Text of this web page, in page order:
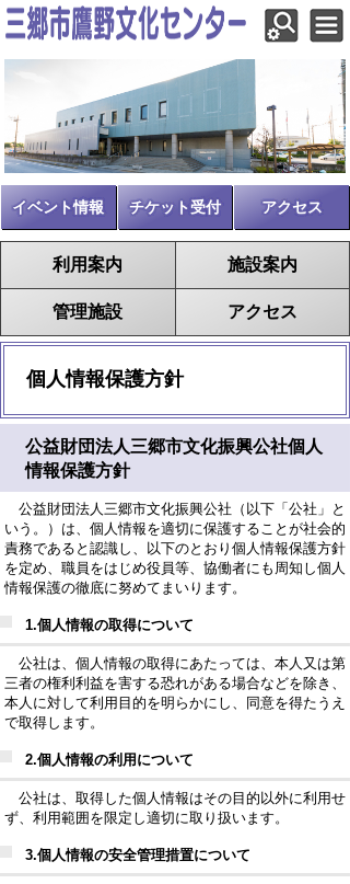
イベント情報 チケット受付 アクセス
利用案内 施設案内
管理施設 アクセス
個人情報保護方針
公益財団法人三郷市文化振興公社個人
情報保護方針
公益財団法人三郷市文化振興公社（以下「公社」と
いう。）は、個人情報を適切に保護することが社会的
責務であると認識し、以下のとおり個人情報保護方針
を定め、職員をはじめ役員等、協働者にも周知し個人
情報保護の徹底に努めてまいります。
1.個人情報の取得について
公社は、個人情報の取得にあたっては、本人又は第
三者の権利利益を害する恐れがある場合などを除き、
本人に対して利用目的を明らかにし、同意を得たうえ
で取得します。
2.個人情報の利用について
公社は、取得した個人情報はその目的以外に利用せ
ず、利用範囲を限定し適切に取り扱います。
3.個人情報の安全管理措置について